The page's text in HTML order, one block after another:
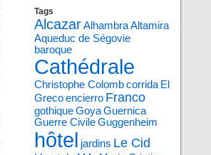
Tags
AlcazarAlhambraAltamira
Aqueduc de Ségovie
baroque
Cathédrale
Christophe Colombcorrida El
Grecoencierro Franco
gothiqueGoyaGuernica
Guerre CivileGuggenheim
hôtel jardins Le Cid